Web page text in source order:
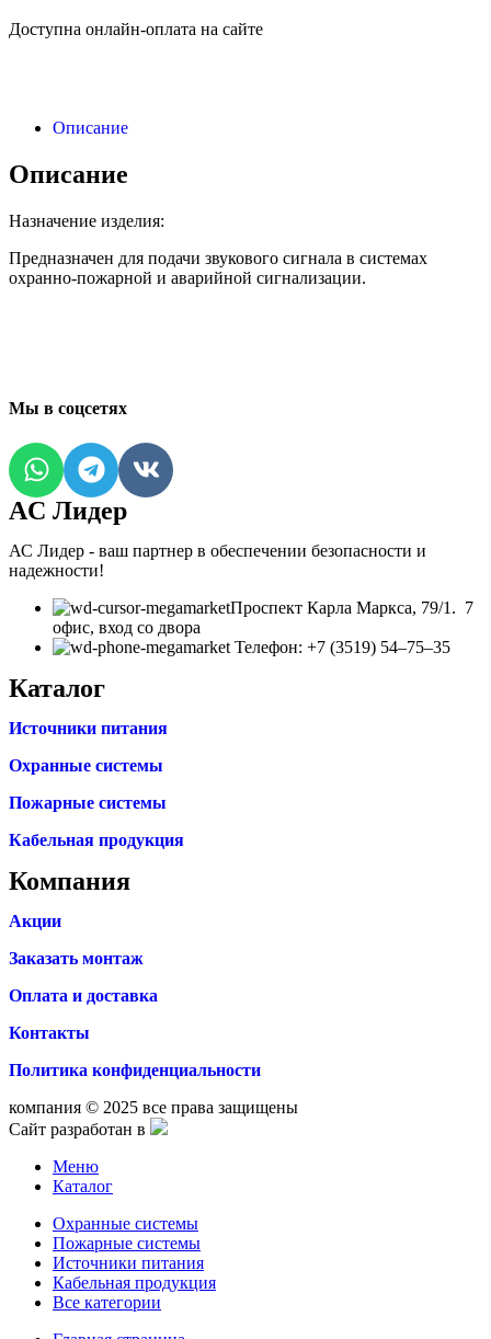
Доступна онлайн-оплата на сайте
Описание
Описание
Назначение изделия:
Предназначен для подачи звукового сигнала в системах
охранно-пожарной и аварийной сигнализации.
Мы в соцсетях
AC Лидер
АС Лидер - ваш партнер в обеспечении безопасности и
надежности!
​Проспект Карла Маркса, 79/1. 7
офис, вход со двора
Телефон: +7 (3519) 54‒75‒35
Каталог
Источники питания
Охранные системы
Пожарные системы
Кабельная продукция
Компания
Акции
Заказать монтаж
Оплата и доставка
Контакты
Политика конфиденциальности
компания © 2025 все права защищены
Сайт разработан в
Меню
Каталог
Охранные системы
Пожарные системы
Источники питания
Кабельная продукция
Все категории